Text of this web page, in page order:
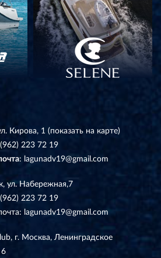
Кирова, 1 (показать на карте)
223 72 19
: lagunadv19@gmail.com
ул. Набережная,7
223 72 19
lagunadv19@gmail.com
г. Москва, Ленинградское
6